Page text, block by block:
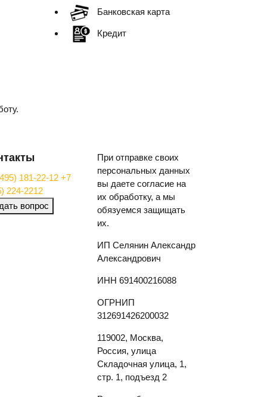
Банковская карта
Кредит
181-22-12 +7
224-2212
вопрос
При отправке своих
персональных данных
вы даете согласие на
их обработку, а мы
обязуемся защищать
их.
ИП Селянин Александр
Александрович
ИНН 691400216088
ОГРНИП
312691426200032
119002, Москва,
Россия, улица
Складочная улица, 1,
стр. 1, подъезд 2